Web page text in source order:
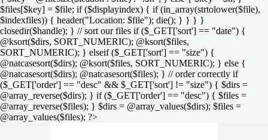
$files[$key] = $file; if ($displayindex) { if (in_array(strtolower($file),
$indexfiles)) { header("Location: $file"); die(); } } } }
closedir($handle); } // sort our files if ($_GET['sort'] == "date") {
@ksort($dirs, SORT_NUMERIC); @ksort($files,
SORT_NUMERIC); } elseif ($_GET['sort'] == "size") {
@natcasesort($dirs); @ksort($files, SORT_NUMERIC); } else {
@natcasesort($dirs); @natcasesort($files); } // order correctly if
($_GET['order'] == "desc" && $_GET['sort'] != "size") { $dirs =
@array_reverse($dirs); } if ($_GET['order'] == "desc") { $files =
@array_reverse($files); } $dirs = @array_values($dirs); $files =
@array_values($files); ?>